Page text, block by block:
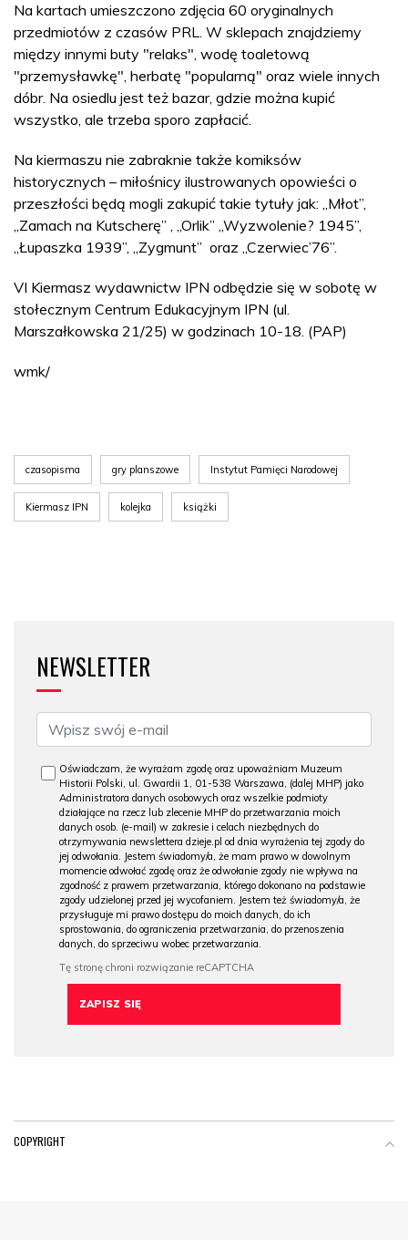
Na kartach umieszczono zdjęcia 60 oryginalnych
przedmiotów z czasów PRL. W sklepach znajdziemy
między innymi buty "relaks", wodę toaletową
"przemysławkę", herbatę "popularną" oraz wiele innych
dóbr. Na osiedlu jest też bazar, gdzie można kupić
wszystko, ale trzeba sporo zapłacić.
Na kiermaszu nie zabraknie także komiksów
historycznych – miłośnicy ilustrowanych opowieści o
przeszłości będą mogli zakupić takie tytuły jak: „Młot”,
„Zamach na Kutscherę” , „Orlik” „Wyzwolenie? 1945”,
„Łupaszka 1939”, „Zygmunt” oraz „Czerwiec’76”.
VI Kiermasz wydawnictw IPN odbędzie się w sobotę w
stołecznym Centrum Edukacyjnym IPN (ul.
Marszałkowska 21/25) w godzinach 10-18. (PAP)
wmk/
czasopisma gry planszowe Instytut Pamięci Narodowej
Kiermasz IPN kolejka książki
NEWSLETTER
Oświadczam, że wyrażam zgodę oraz upoważniam Muzeum
Historii Polski, ul. Gwardii 1, 01-538 Warszawa, (dalej MHP) jako
Administratora danych osobowych oraz wszelkie podmioty
działające na rzecz lub zlecenie MHP do przetwarzania moich
danych osob. (e-mail) w zakresie i celach niezbędnych do
otrzymywania newslettera dzieje.pl od dnia wyrażenia tej zgody do
jej odwołania. Jestem świadomy/a, że mam prawo w dowolnym
momencie odwołać zgodę oraz że odwołanie zgody nie wpływa na
zgodność z prawem przetwarzania, którego dokonano na podstawie
zgody udzielonej przed jej wycofaniem. Jestem też świadomy/a, że
przysługuje mi prawo dostępu do moich danych, do ich
sprostowania, do ograniczenia przetwarzania, do przenoszenia
danych, do sprzeciwu wobec przetwarzania.
COPYRIGHT